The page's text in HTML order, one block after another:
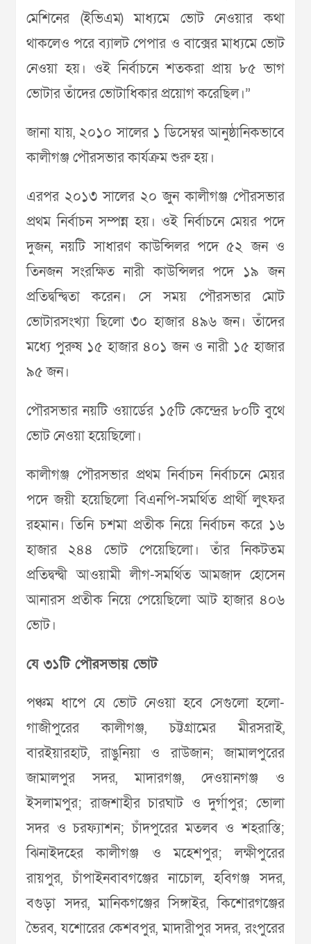
মেশিনের (ইভিএম) মাধ্যমে ভোট নেওয়ার কথা
থাকলেও পরে ব্যালট পেপার ও বাক্সের মাধ্যমে ভোট
নেওয়া হয়। ওই নির্বাচনে শতকরা প্রায় ৮৫ ভাগ
ভোটার তাঁদের ভোটাধিকার প্রয়োগ করেছিল।”
জানা যায়, ২০১০ সালের ১ ডিসেম্বর আনুষ্ঠানিকভাবে
কালীগঞ্জ পৌরসভার কার্যক্রম শুরু হয়।
এরপর ২০১৩ সালের ২০ জুন কালীগঞ্জ পৌরসভার
প্রথম নির্বাচন সম্পন্ন হয়। ওই নির্বাচনে মেয়র পদে
দুজন, নয়টি সাধারণ কাউন্সিলর পদে ৫২ জন ও
তিনজন সংরক্ষিত নারী কাউন্সিলর পদে ১৯ জন
প্রতিদ্বন্দ্বিতা করেন। সে সময় পৌরসভার মোট
ভোটারসংখ্যা ছিলো ৩০ হাজার ৪৯৬ জন। তাঁদের
মধ্যে পুরুষ ১৫ হাজার ৪০১ জন ও নারী ১৫ হাজার
৯৫ জন।
পৌরসভার নয়টি ওয়ার্ডের ১৫টি কেন্দ্রের ৮০টি বুথে
ভোট নেওয়া হয়েছিলো।
কালীগঞ্জ পৌরসভার প্রথম নির্বাচন নির্বাচনে মেয়র
পদে জয়ী হয়েছিলো বিএনপি-সমর্থিত প্রার্থী লুৎফর
রহমান। তিনি চশমা প্রতীক নিয়ে নির্বাচন করে ১৬
হাজার ২৪৪ ভোট পেয়েছিলো। তাঁর নিকটতম
প্রতিদ্বন্দ্বী আওয়ামী লীগ-সমর্থিত আমজাদ হোসেন
আনারস প্রতীক নিয়ে পেয়েছিলো আট হাজার ৪০৬
ভোট।
যে ৩১টি পৌরসভায় ভোট
পঞ্চম ধাপে যে ভোট নেওয়া হবে সেগুলো হলো-
গাজীপুরের কালীগঞ্জ, চট্টগ্রামের মীরসরাই,
বারইয়ারহাট, রাঙুনিয়া ও রাউজান; জামালপুরের
জামালপুর সদর, মাদারগঞ্জ, দেওয়ানগঞ্জ ও
ইসলামপুর; রাজশাহীর চারঘাট ও দুর্গাপুর; ভোলা
সদর ও চরফ্যাশন; চাঁদপুরের মতলব ও শহরাস্তি;
ঝিনাইদহের কালীগঞ্জ ও মহেশপুর; লক্ষীপুরের
রায়পুর, চাঁপাইনবাবগঞ্জের নাচোল, হবিগঞ্জ সদর,
বগুড়া সদর, মানিকগঞ্জের সিঙ্গাইর, কিশোরগঞ্জের
ভৈরব, যশোরের কেশবপুর, মাদারীপুর সদর, রংপুরের